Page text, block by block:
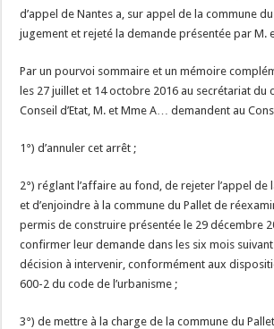
d’appel de Nantes a, sur appel de la commune
jugement et rejeté la demande présentée par M.
Par un pourvoi sommaire et un mémoire
les 27 juillet et 14 octobre 2016 au secrétariat du
Conseil d’Etat, M. et Mme A… demandent au
1°) d’annuler cet arrêt ;
2°) réglant l’affaire au fond, de rejeter l’appel de
et d’enjoindre à la commune du Pallet de
permis de construire présentée le 29 décembre
confirmer leur demande dans les six mois
décision à intervenir, conformément aux
600-2 du code de l’urbanisme ;
3°) de mettre à la charge de la commune du